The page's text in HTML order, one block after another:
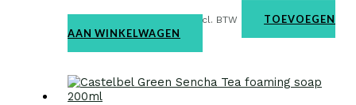
incl. BTW
TOEVOEGEN
AAN WINKELWAGEN